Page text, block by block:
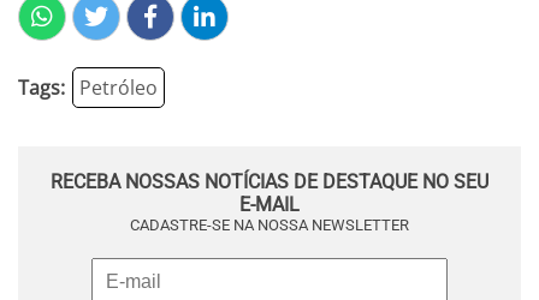
Tags: Petróleo
RECEBA NOSSAS NOTÍCIAS DE DESTAQUE NO SEU
E-MAIL
CADASTRE-SE NA NOSSA NEWSLETTER